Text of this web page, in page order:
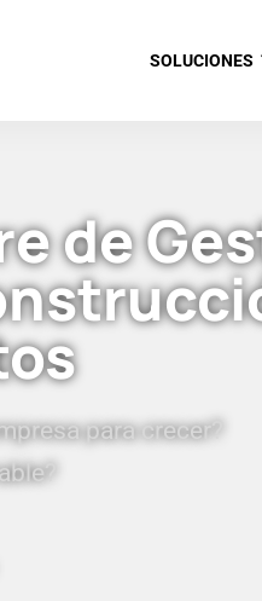
SOLUCIONES
de
para crecer?